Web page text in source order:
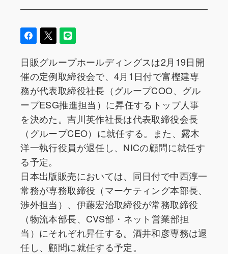
日販グループホールディングスは2月19日開
催の定例取締役会で、4月1日付で富樫建専
務が代表取締役社長（グループCOO、グル
ープESG推進担当）に昇任するトップ人事
を決めた。吉川英作社長は代表取締役会長
（グループCEO）に就任する。また、露木
洋一執行役員が退任し、NICの顧問に就任す
る予定。
日本出版販売においては、同日付で中西淳一
常務が専務取締役（マーケティング本部長、
渉外担当）、伊藤宏治取締役が常務取締役
（物流本部長、CVS部・ネット営業部担
当）にそれぞれ昇任する。酒井和彦専務は退
任し、顧問に就任する予定。